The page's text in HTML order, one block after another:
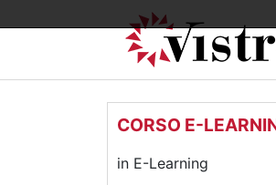
CORSO E-
in E-Learning